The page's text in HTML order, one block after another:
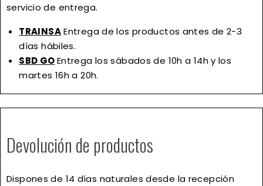
servicio de entrega.
TRAINSAEntrega de los productos antes de 2-3
días hábiles.
SBD GOEntrega los sábados de 10h a 14h y los
martes 16h a 20h.
Devolución de productos
Dispones de 14 días naturales desde la recepción